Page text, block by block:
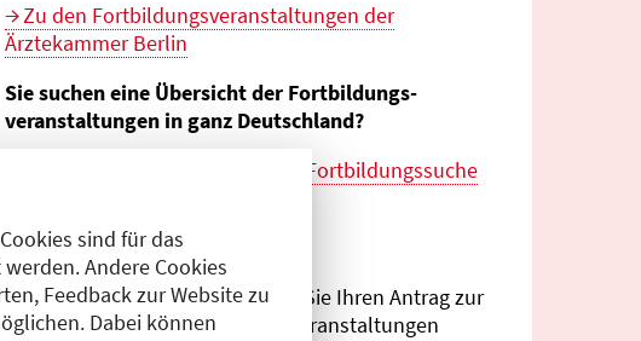
sind für das
Andere Cookies
Feedback zur Website zu
Dabei können
Zu den Fortbildungs­veranstaltungen der
Ärztekammer Berlin
Sie suchen eine Übersicht der Fortbildungs­
veranstaltungen in ganz Deutschland?
bundes­weiten Fortbildungs­suche
Sie sind Veranstalter?
Im
CME-Antragsportalkönnen Sie Ihren Antrag zur
Anerkennung von Fortbildungs­veranstaltungen